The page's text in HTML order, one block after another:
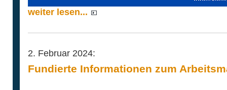
weiter lesen...
2. Februar 2024:
Fundierte Informationen zum